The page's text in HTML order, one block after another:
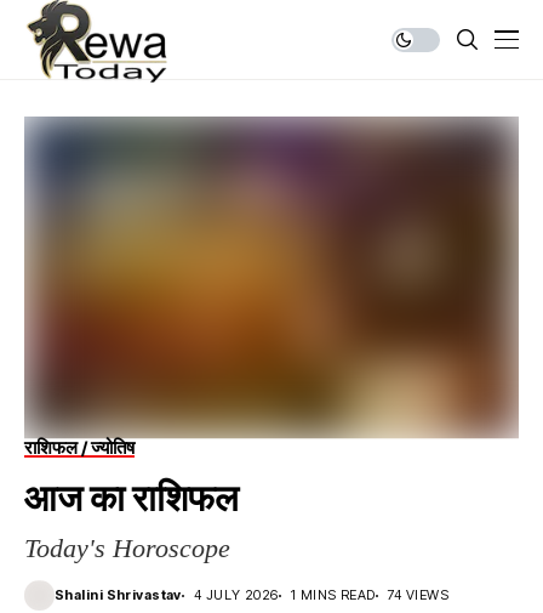
राशिफल / ज्योतिष
आज का राशिफल
Today's Horoscope
Shalini Shrivastav 4 JULY 2026 1 MINS READ 74 VIEWS